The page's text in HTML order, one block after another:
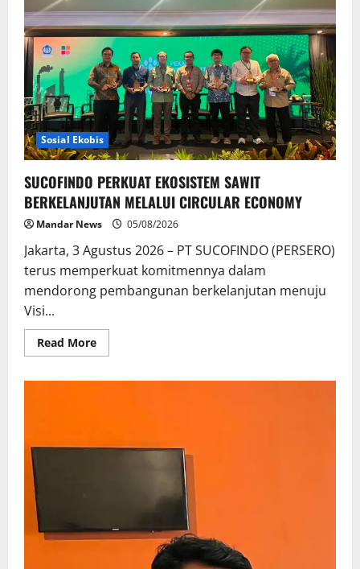
Akuakultur
Pertama
di
Indonesia
yang
Produksi
dan
Terapkan
Teknologi
Nano
untuk
Atasi
EHP,
AHPND,
hingga
WFD
pada
Udang
Sosial Ekobis
SUCOFINDO PERKUAT EKOSISTEM SAWIT
BERKELANJUTAN MELALUI CIRCULAR ECONOMY
Mandar News 05/08/2026
Jakarta, 3 Agustus 2026 – PT SUCOFINDO (PERSERO)
terus memperkuat komitmennya dalam
mendorong pembangunan berkelanjutan menuju
Visi...
Read MoreRead
more
CIRCULAR
ECONOMY